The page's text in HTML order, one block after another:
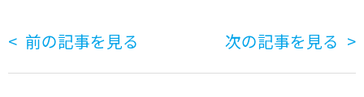
前の記事を見る 次の記事を見る